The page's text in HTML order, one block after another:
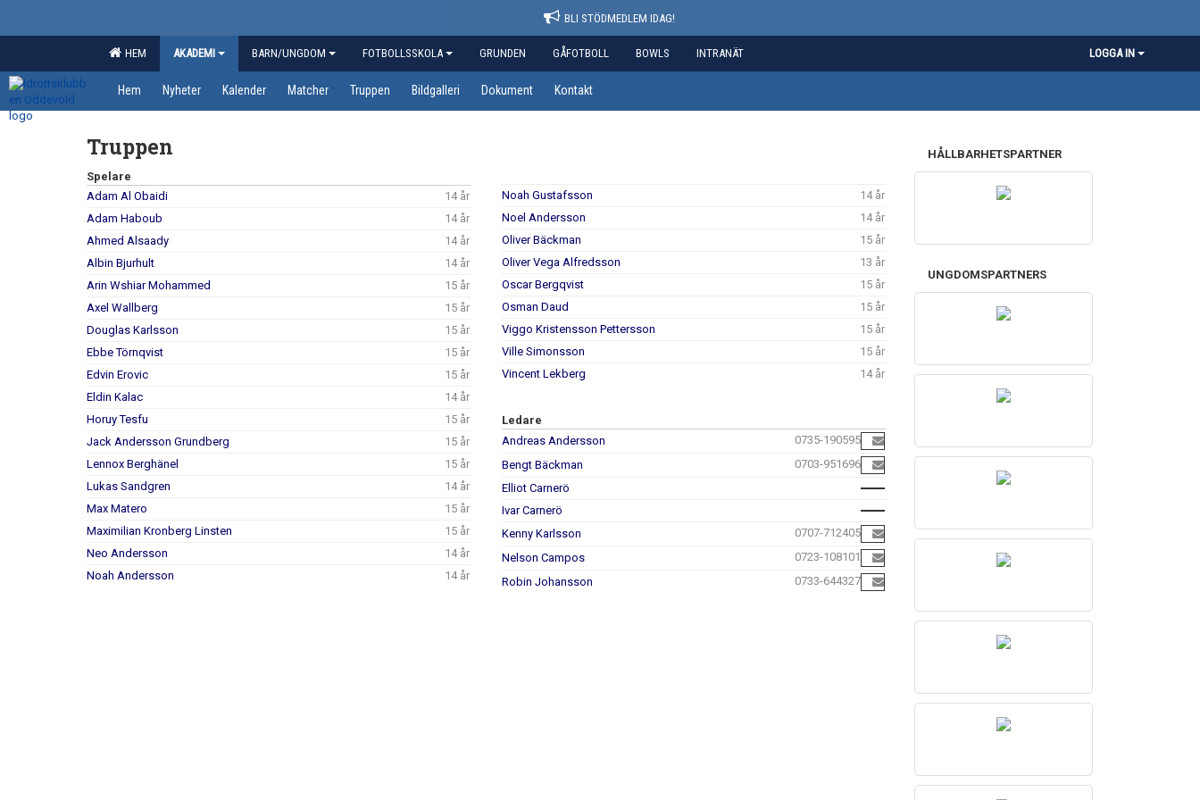
BLI STÖDMEDLEM IDAG!
HEM AKADEMI BARN/UNGDOM FOTBOLLSSKOLA GRUNDEN GÅFOTBOLL BOWLS INTRANÄT LOGGA IN
Hem Nyheter Kalender Matcher Truppen Bildgalleri Dokument Kontakt
Truppen
Spelare
Adam Al Obaidi
14 år
Adam Haboub
14 år
Ahmed Alsaady
14 år
Albin Bjurhult
14 år
Arin Wshiar Mohammed
15 år
Axel Wallberg
15 år
Douglas Karlsson
15 år
Ebbe Törnqvist
15 år
Edvin Erovic
15 år
Eldin Kalac
14 år
Horuy Tesfu
15 år
Jack Andersson Grundberg
15 år
Lennox Berghänel
15 år
Lukas Sandgren
14 år
Max Matero
15 år
Maximilian Kronberg Linsten
15 år
Neo Andersson
14 år
Noah Andersson
14 år
Noah Gustafsson
14 år
Noel Andersson
14 år
Oliver Bäckman
15 år
Oliver Vega Alfredsson
13 år
Oscar Bergqvist
15 år
Osman Daud
15 år
Viggo Kristensson Pettersson
15 år
Ville Simonsson
15 år
Vincent Lekberg
14 år
Ledare
Andreas Andersson
0735-190595
Bengt Bäckman
0703-951696
Elliot Carnerö
Ivar Carnerö
Kenny Karlsson
0707-712405
Nelson Campos
0723-108101
Robin Johansson
0733-644327
HÅLLBARHETSPARTNER
UNGDOMSPARTNERS